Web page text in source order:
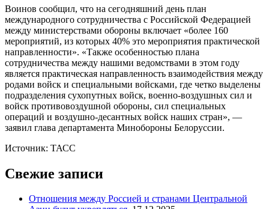
Воинов сообщил, что на сегодняшний день план
международного сотрудничества с Российской Федерацией
между министерствами обороны включает «более 160
мероприятий, из которых 40% это мероприятия практической
направленности». «Также особенностью плана
сотрудничества между нашими ведомствами в этом году
является практическая направленность взаимодействия между
родами войск и специальными войсками, где четко выделены
подразделения сухопутных войск, военно-воздушных сил и
войск противовоздушной обороны, сил специальных
операций и воздушно-десантных войск наших стран», —
заявил глава департамента Минобороны Белоруссии.
Источник: ТАСС
Свежие записи
Отношения между Россией и странами Центральной